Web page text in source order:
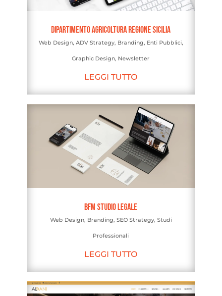
Dipartimento Agricoltura Regione Sicilia
Web Design, ADV Strategy, Branding, Enti Pubblici,
Graphic Design, Newsletter
LEGGI TUTTO
BFM Studio Legale
Web Design, Branding, SEO Strategy, Studi
Professionali
LEGGI TUTTO